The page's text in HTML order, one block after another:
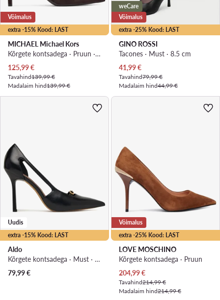
extra -15% Kood: LAST
Võimalus
MICHAEL Michael Kors
Kõrgete kontsadega · Pruun · 7.5 cm
Praegune hind
125,99€
Tavahind139,99 €
Madalaim hind139,99 €
extra -25% Kood: LAST
weCare
Võimalus
GINO ROSSI
Tacones · Must · 8.5 cm
Praegune hind
41,99€
Tavahind79,99 €
Madalaim hind44,99 €
extra -15% Kood: LAST
Uudis
Aldo
Kõrgete kontsadega · Must · 10 cm
79,99€
extra -25% Kood: LAST
Võimalus
LOVE MOSCHINO
Kõrgete kontsadega · Pruun
Praegune hind
204,99€
Tavahind214,99 €
Madalaim hind214,99 €